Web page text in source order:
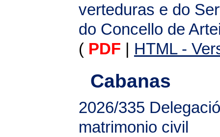
verteduras e do
do Concello de
( PDF HTML -
Cabanas
2026/335
matrimonio civil